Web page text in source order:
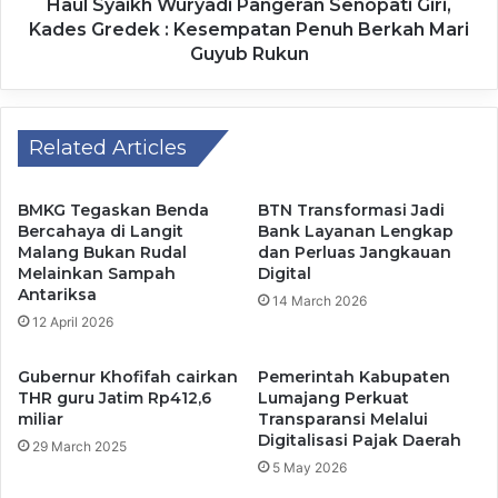
Mojokerto tidak hanya fokus pada penanganan jangka
pendek berupa distribusi bantuan, tetapi juga menyiapkan
langkah strategis jangka panjang untuk mengatasi
Dengan adanya bantuan ini, diharapkan kebutuhan
mendesak warga, khususnya akses terhadap air bersih
dan pangan, dapat terpenuhi sembari menunggu upaya
jangka panjang dalam mengatasi kekeringan. (Nin)
Haul Syaikh Wuryadi Pangeran Senopati Giri,
Kades Gredek : Kesempatan Penuh Berkah Mari
Guyub Rukun
Related Articles
BMKG Tegaskan Benda
Bercahaya di Langit
Malang Bukan Rudal
Melainkan Sampah
Antariksa
12 April 2026
BTN Transformasi Jadi
Bank Layanan Lengkap
dan Perluas Jangkauan
Digital
14 March 2026
Gubernur Khofifah cairkan
THR guru Jatim Rp412,6
miliar
29 March 2025
Pemerintah Kabupaten
Lumajang Perkuat
Transparansi Melalui
Digitalisasi Pajak Daerah
5 May 2026